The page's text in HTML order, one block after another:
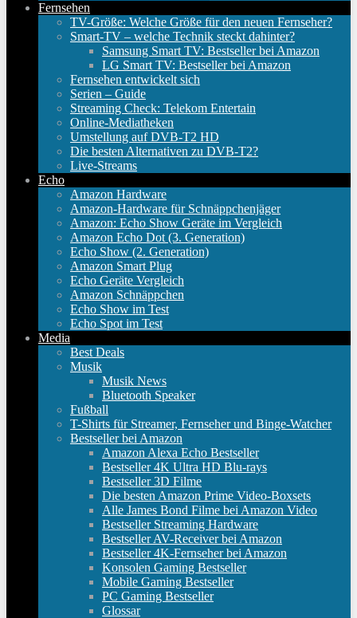
Fernsehen
TV-Größe: Welche Größe für den neuen Fernseher?
Smart-TV – welche Technik steckt dahinter?
Samsung Smart TV: Bestseller bei Amazon
LG Smart TV: Bestseller bei Amazon
Fernsehen entwickelt sich
Serien – Guide
Streaming Check: Telekom Entertain
Online-Mediatheken
Umstellung auf DVB-T2 HD
Die besten Alternativen zu DVB-T2?
Live-Streams
Echo
Amazon Hardware
Amazon-Hardware für Schnäppchenjäger
Amazon: Echo Show Geräte im Vergleich
Amazon Echo Dot (3. Generation)
Echo Show (2. Generation)
Amazon Smart Plug
Echo Geräte Vergleich
Amazon Schnäppchen
Echo Show im Test
Echo Spot im Test
Media
Best Deals
Musik
Musik News
Bluetooth Speaker
Fußball
T-Shirts für Streamer, Fernseher und Binge-Watcher
Bestseller bei Amazon
Amazon Alexa Echo Bestseller
Bestseller 4K Ultra HD Blu-rays
Bestseller 3D Filme
Die besten Amazon Prime Video-Boxsets
Alle James Bond Filme bei Amazon Video
Bestseller Streaming Hardware
Bestseller AV-Receiver bei Amazon
Bestseller 4K-Fernseher bei Amazon
Konsolen Gaming Bestseller
Mobile Gaming Bestseller
PC Gaming Bestseller
Glossar